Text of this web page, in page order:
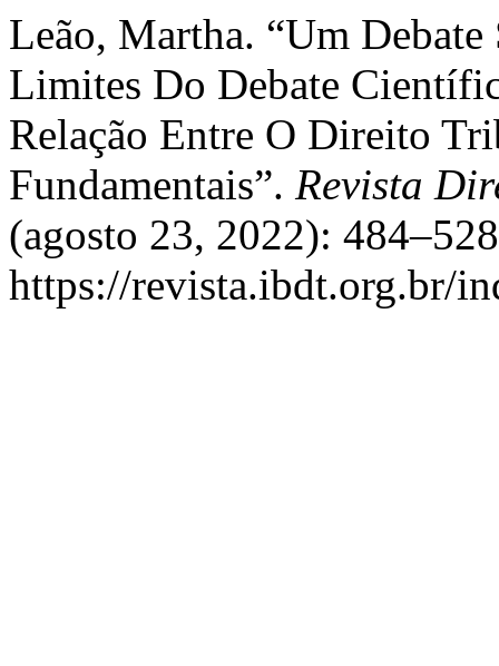
Leão, Martha. “Um
Limites Do Debate
Relação Entre O Direito
Fundamentais”. Revista
(agosto 23, 2022):
https://revista.ibdt.org.br/